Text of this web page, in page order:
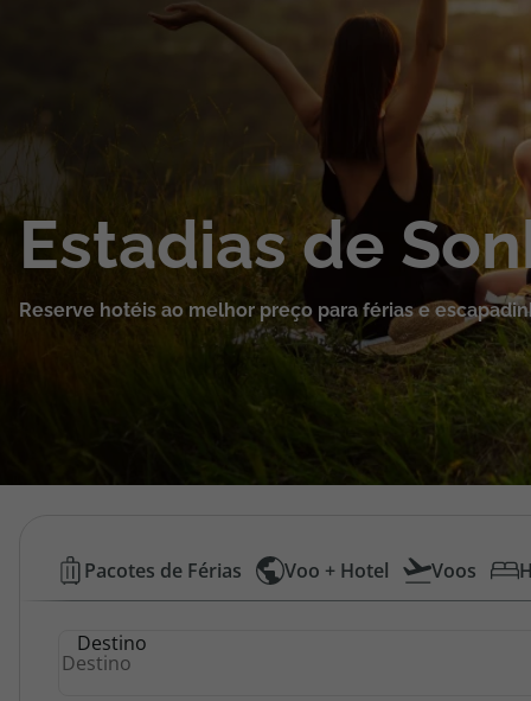
Pacotes de Férias
Cruzeiros
Promoções
Área de Cliente
Estadias de
Reserve hotéis ao melhor preço para férias e
Hotéis
Baratos
Pacotes de Férias Voo + Hotel Voos
Destino